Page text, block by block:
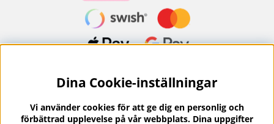
Nyhetsbrev?
I vårt nyhetsbrev får du ta del av nyheter och
erbjudanden.
Dina Cookie-inställningar
Vi använder cookies för att ge dig en personlig och
förbättrad upplevelse på vår webbplats. Dina uppgifter